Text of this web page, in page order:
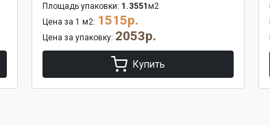
Площадь упаковки: 1.3551 м2
Цена за 1 м2: 1515р.
Цена за упаковку: 2053р.
Купить